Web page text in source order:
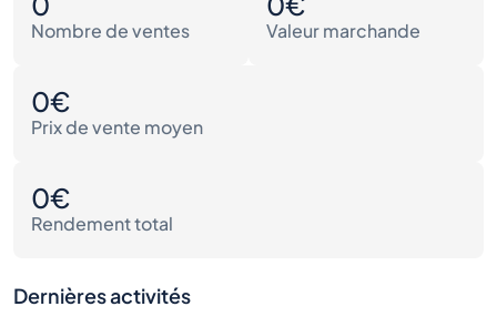
Nombre de ventes Valeur marchande
0€
Prix de vente moyen
0€
Rendement total
Dernières activités